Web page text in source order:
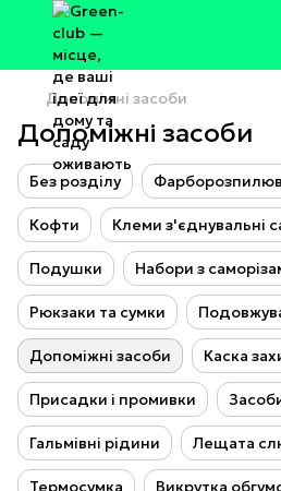
Допоміжні засоби
Допоміжні засоби
Без розділу
Кофти Клеми з'єднувальні
Подушки Набори з
Рюкзаки та сумки
Допоміжні засоби Каска
Присадки і промивки
Гальмівні рідини Лещата
Термосумка Викрутка